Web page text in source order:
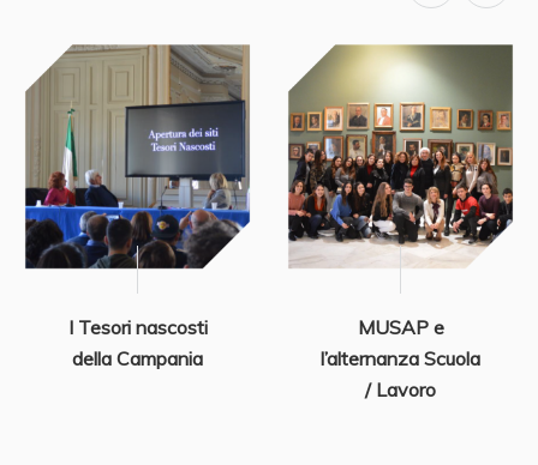
I Tesori nascosti
della Campania
MUSAP e
l’alternanza Scuola
/ Lavoro